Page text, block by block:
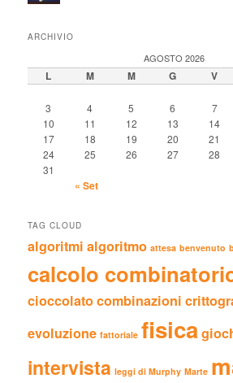
ARCHIVIO
AGOSTO 2026
L M M G V
3
4 5 6 7
10
11 12 13 14
17
18 19 20 21
24
25 26 27 28
31
« Set
TAG CLOUD
algoritmi algoritmo attesa benvenuto
calcolo
cioccolatocombinazioni
evoluzione fattoriale fisica
intervista leggi di Murphy Marte